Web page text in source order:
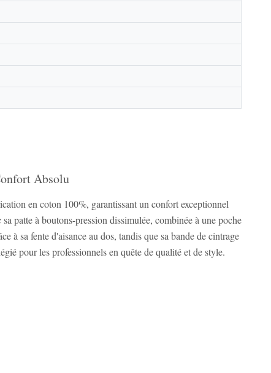
Absolu
en coton 100%, garantissant un confort exceptionnel
patte à boutons-pression dissimulée, combinée à une poche
à sa fente d'aisance au dos, tandis que sa bande de cintrage
pour les professionnels en quête de qualité et de style.